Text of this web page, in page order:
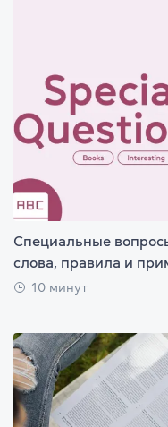
Специальные
слова, правила и
10 минут